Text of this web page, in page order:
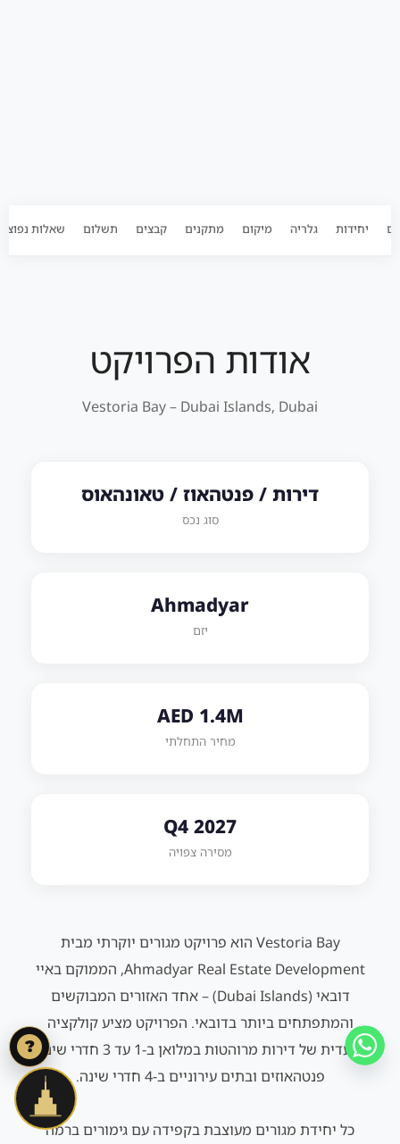
יחידות גלריה מיקום מתקנים קבצים תשלום שאלות
אודות הפרויקט
Vestoria Bay – Dubai Islands, Dubai
דירות / פנטהאוז / טאונהאוס
סוג נכס
Ahmadyar
יזם
AED 1.4M
מחיר התחלתי
Q4 2027
מסירה צפויה
Vestoria Bay הוא פרויקט מגורים יוקרתי מבית
Ahmadyar Real Estate Development, הממוקם באיי
דובאי (Dubai Islands) – אחד האזורים המבוקשים
והמתפתחים ביותר בדובאי. הפרויקט מציע קולקציה
בלעדית של דירות מרוהטות במלואן ב‑1 עד 3 חדרי שינה,
פנטהאוזים ובתים עירוניים ב‑4 חדרי שינה.
כל יחידת מגורים מעוצבת בקפידה עם גימורים ברמה
?